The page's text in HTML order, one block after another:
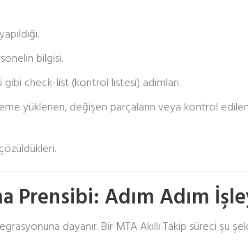
bilgisi.
check-list (kontrol listesi) adımları.
yüklenen, değişen parçaların veya kontrol edilen
Prensibi: Adım Adım
dayanır. Bir MTA Akıllı Takip süreci şu